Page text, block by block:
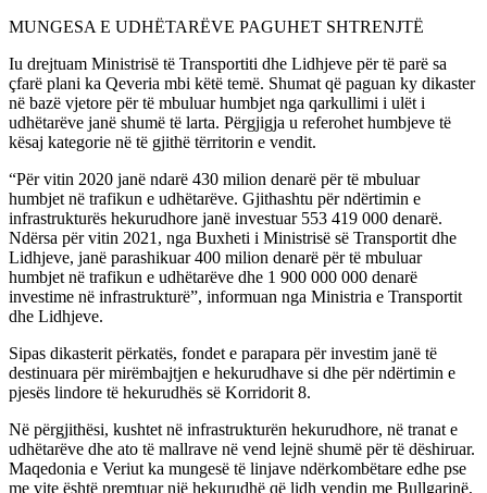
MUNGESA E UDHËTARËVE PAGUHET SHTRENJTË
Iu drejtuam Ministrisë të Transportiti dhe Lidhjeve për të parë sa
çfarë plani ka Qeveria mbi këtë temë. Shumat që paguan ky dikaster
në bazë vjetore për të mbuluar humbjet nga qarkullimi i ulët i
udhëtarëve janë shumë të larta. Përgjigja u referohet humbjeve të
kësaj kategorie në të gjithë tërritorin e vendit.
“Për vitin 2020 janë ndarë 430 milion denarë për të mbuluar
humbjet në trafikun e udhëtarëve. Gjithashtu për ndërtimin e
infrastrukturës hekurudhore janë investuar 553 419 000 denarë.
Ndërsa për vitin 2021, nga Buxheti i Ministrisë së Transportit dhe
Lidhjeve, janë parashikuar 400 milion denarë për të mbuluar
humbjet në trafikun e udhëtarëve dhe 1 900 000 000 denarë
investime në infrastrukturë”, informuan nga Ministria e Transportit
dhe Lidhjeve.
Sipas dikasterit përkatës, fondet e parapara për investim janë të
destinuara për mirëmbajtjen e hekurudhave si dhe për ndërtimin e
pjesës lindore të hekurudhës së Korridorit 8.
Në përgjithësi, kushtet në infrastrukturën hekurudhore, në tranat e
udhëtarëve dhe ato të mallrave në vend lejnë shumë për të dëshiruar.
Maqedonia e Veriut ka mungesë të linjave ndërkombëtare edhe pse
me vite është premtuar një hekurudhë që lidh vendin me Bullgarinë,